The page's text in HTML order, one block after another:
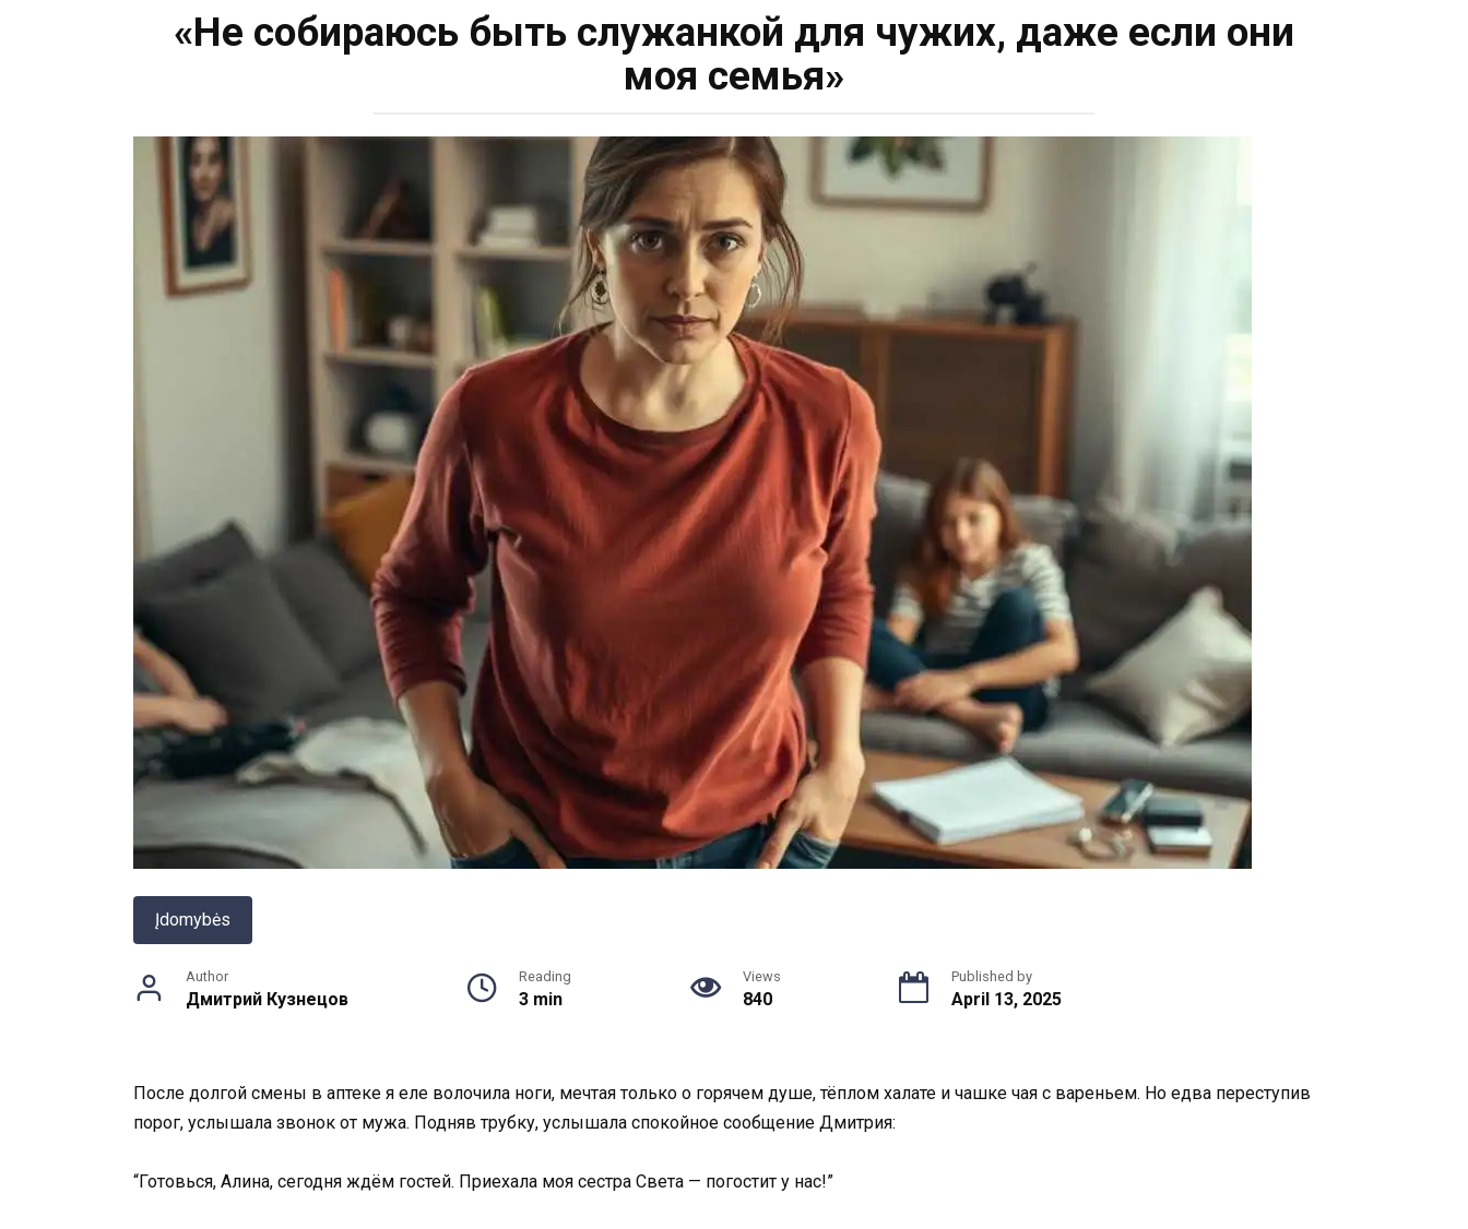
«Не собираюсь быть служанкой для чужих, даже если они
моя семья»
Įdomybės
Author
Дмитрий Кузнецов
Reading
3 min
Views
840
Published by
April 13, 2025
После долгой смены в аптеке я еле волочила ноги, мечтая только о горячем душе, тёплом халате и чашке чая с вареньем. Но едва переступив
порог, услышала звонок от мужа. Подняв трубку, услышала спокойное сообщение Дмитрия:
“Готовься, Алина, сегодня ждём гостей. Приехала моя сестра Света — погостит у нас!”